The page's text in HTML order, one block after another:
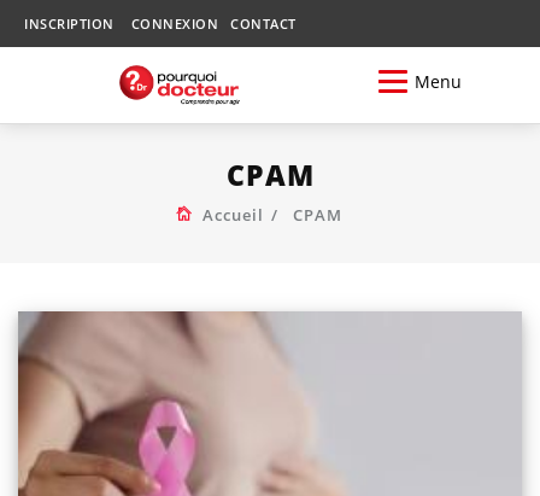
INSCRIPTION CONNEXION CONTACT
Menu
CPAM
Accueil CPAM